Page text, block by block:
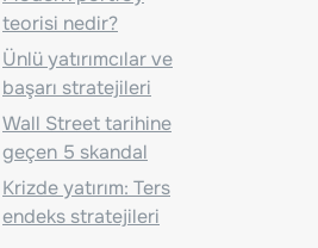
teorisi nedir?
Ünlü yatırımcılar ve
başarı stratejileri
Wall Street tarihine
geçen 5 skandal
Krizde yatırım: Ters
endeks stratejileri